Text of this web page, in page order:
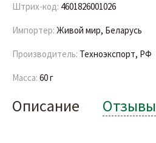
Штрих-код: 4601826001026
Импортер: Живой мир, Беларусь
Производитель: Техноэкспорт, РФ
Масса: 60 г
Описание Отзывы